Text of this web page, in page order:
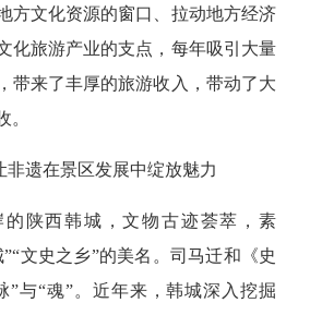
方文化资源的窗口、拉动地方经济
化旅游产业的支点，每年吸引大量
带来了丰厚的旅游收入，带动了大
。
非遗在景区发展中绽放魅力
的陕西韩城，文物古迹荟萃，素
文史之乡”的美名。司马迁和《史
”与“魂”。近年来，韩城深入挖掘